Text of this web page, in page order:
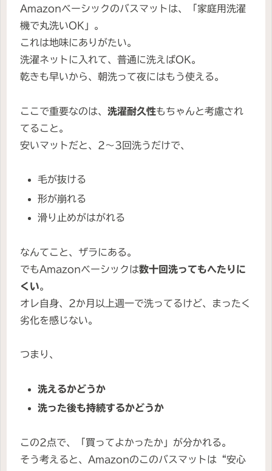
Amazonベーシックのバスマットは、「家庭用洗濯
機で丸洗いOK」。
これは地味にありがたい。
洗濯ネットに入れて、普通に洗えばOK。
乾きも早いから、朝洗って夜にはもう使える。
ここで重要なのは、 洗濯耐久性もちゃんと考慮され
てること。
安いマットだと、2～3回洗うだけで、
毛が抜ける
形が崩れる
滑り止めがはがれる
なんてこと、ザラにある。
でもAmazonベーシックは数十回洗ってもへたりに
くい。
オレ自身、2か月以上週一で洗ってるけど、まったく
劣化を感じない。
つまり、
洗えるかどうか
洗った後も持続するかどうか
この2点で、「買ってよかったか」が分かれる。
そう考えると、Amazonのこのバスマットは“安心